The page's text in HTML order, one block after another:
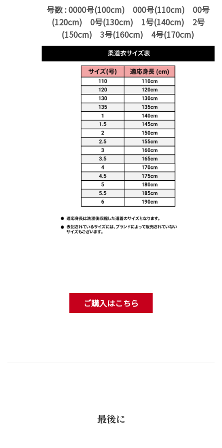
号数: 0000号(100cm) 000号(110cm) 00号
(120cm) 0号(130cm) 1号(140cm) 2号
(150cm) 3号(160cm) 4号(170cm)
ご購入はこちら
最後に